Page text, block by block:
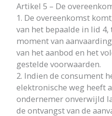
Artikel 5 – De
1. De overeenkomst
van het bepaalde in lid
moment van
van het aanbod en het
gestelde voorwaarden.
2. Indien de consument
elektronische weg heeft
ondernemer onverwijld
de ontvangst van de